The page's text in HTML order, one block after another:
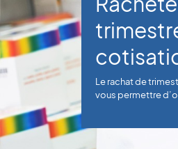
Le rachat de
vous permettre